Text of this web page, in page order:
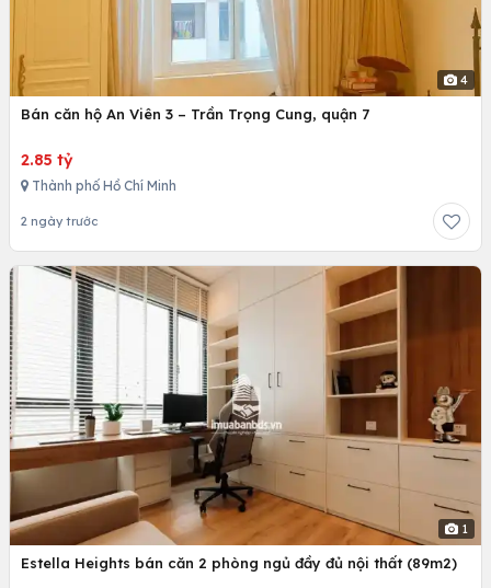
4
Bán căn hộ An Viên 3 – Trần Trọng Cung, quận 7
2.85 tỷ
Thành phố Hồ Chí Minh
2 ngày trước
1
Estella Heights bán căn 2 phòng ngủ đầy đủ nội thất (89m2)